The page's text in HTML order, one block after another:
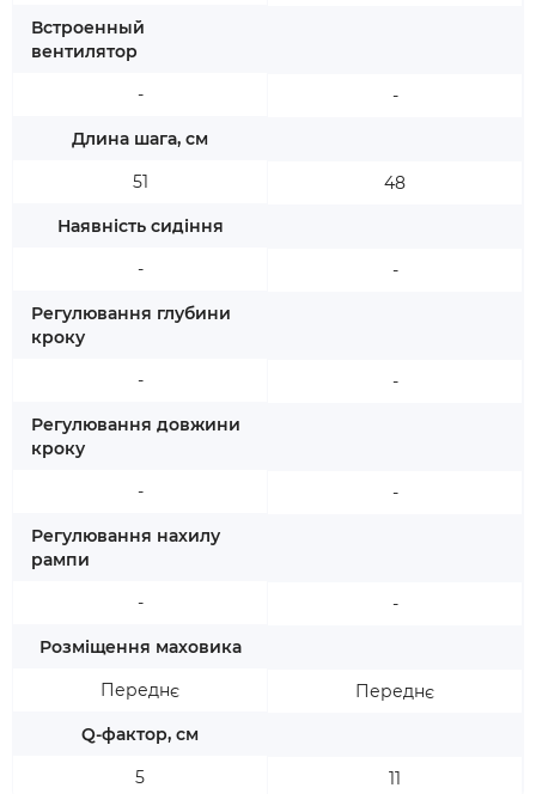
Встроенный
вентилятор
-
Длина шага, см
51
Наявність сидіння
-
Регулювання глубини
кроку
-
Регулювання довжини
кроку
-
Регулювання нахилу
рампи
-
Розміщення маховика
Переднє
Q-фактор, см
5
-
48
-
-
-
-
Переднє
11